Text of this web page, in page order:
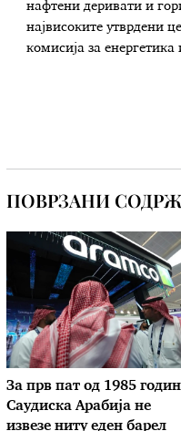
нафтени деривати и
највисоките утврдени
комисија за енергетика
ПОВРЗАНИ
За прв пат од 1985
Саудиска Арабија не
извезе ниту еден барел